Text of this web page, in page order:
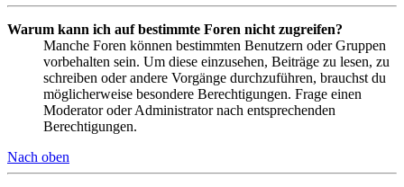
Warum kann ich auf bestimmte Foren nicht zugreifen?
Manche Foren können bestimmten Benutzern oder Gruppen
vorbehalten sein. Um diese einzusehen, Beiträge zu lesen, zu
schreiben oder andere Vorgänge durchzuführen, brauchst du
möglicherweise besondere Berechtigungen. Frage einen
Moderator oder Administrator nach entsprechenden
Berechtigungen.
Nach oben